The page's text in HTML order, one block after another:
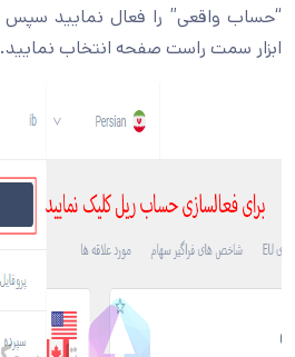
“حساب واقعی” را فعال نمایید سپس
ابزار سمت راست صفحه انتخاب نمایید.